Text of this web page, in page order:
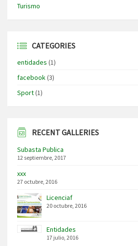
Turismo
CATEGORIES
entidades (1)
facebook(3)
Sport(1)
RECENT GALLERIES
Subasta Publica
12 septiembre, 2017
xxx
27 octubre, 2016
Licenciaf
20 octubre, 2016
Entidades
17 julio, 2016